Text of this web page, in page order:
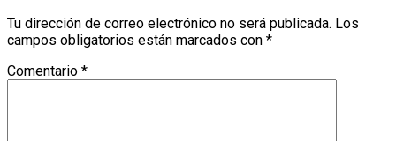
Tu dirección de correo electrónico no será publicada. Los
campos obligatorios están marcados con *
Comentario *